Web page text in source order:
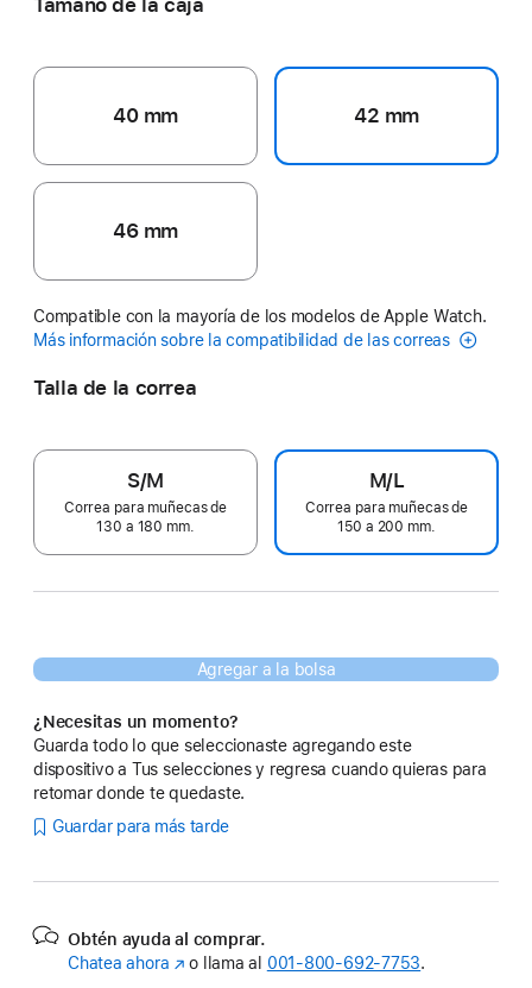
Tamaño de la caja
40 mm 42 mm
46 mm
Compatible con la mayoría de los modelos de Apple Watch.
Más información sobre la compatibilidad de las correas
Talla de la correa
S/M
Correa para muñecas de
130 a 180 mm.
M/L
Correa para muñecas de
150 a 200 mm.
Agregar a la bolsa
¿Necesitas un momento?
Guarda todo lo que seleccionaste agregando este
dispositivo a Tus selecciones y regresa cuando quieras para
retomar donde te quedaste.
Guardar para más tarde
Obtén ayuda al comprar.
Chatea ahora (seo llama al 001‑800‑692‑7753.